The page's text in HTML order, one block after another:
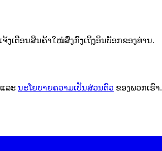
ງເຕືອນສິນຄ້າໃໝ່ສົ່ງກົງເຖິງອິນບັອກຂອງທ່ານ.
ແລະ ນະໂຍບາຍຄວາມເປັນສ່ວນຕົວ ຂອງພວກເຮົາ.